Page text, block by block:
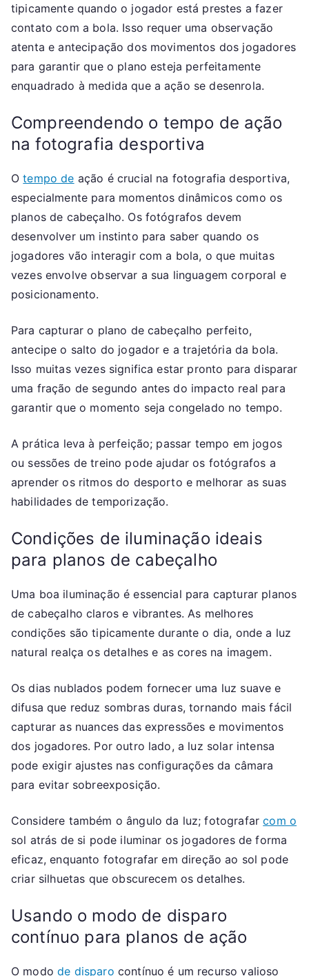
tipicamente quando o jogador está prestes a fazer
contato com a bola. Isso requer uma observação
atenta e antecipação dos movimentos dos jogadores
para garantir que o plano esteja perfeitamente
enquadrado à medida que a ação se desenrola.
Compreendendo o tempo de ação
na fotografia desportiva
Otempo de ação é crucial na fotografia desportiva,
especialmente para momentos dinâmicos como os
planos de cabeçalho. Os fotógrafos devem
desenvolver um instinto para saber quando os
jogadores vão interagir com a bola, o que muitas
vezes envolve observar a sua linguagem corporal e
posicionamento.
Para capturar o plano de cabeçalho perfeito,
antecipe o salto do jogador e a trajetória da bola.
Isso muitas vezes significa estar pronto para disparar
uma fração de segundo antes do impacto real para
garantir que o momento seja congelado no tempo.
A prática leva à perfeição; passar tempo em jogos
ou sessões de treino pode ajudar os fotógrafos a
aprender os ritmos do desporto e melhorar as suas
habilidades de temporização.
Condições de iluminação ideais
para planos de cabeçalho
Uma boa iluminação é essencial para capturar planos
de cabeçalho claros e vibrantes. As melhores
condições são tipicamente durante o dia, onde a luz
natural realça os detalhes e as cores na imagem.
Os dias nublados podem fornecer uma luz suave e
difusa que reduz sombras duras, tornando mais fácil
capturar as nuances das expressões e movimentos
dos jogadores. Por outro lado, a luz solar intensa
pode exigir ajustes nas configurações da câmara
para evitar sobreexposição.
Considere também o ângulo da luz; fotografarcom o
sol atrás de si pode iluminar os jogadores de forma
eficaz, enquanto fotografar em direção ao sol pode
criar silhuetas que obscurecem os detalhes.
Usando o modo de disparo
contínuo para planos de ação
O modode disparo contínuo é um recurso valioso